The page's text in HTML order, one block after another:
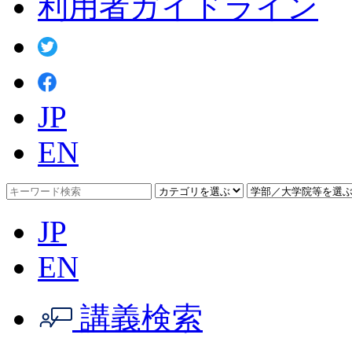
JP
EN
JP
EN
講義検索